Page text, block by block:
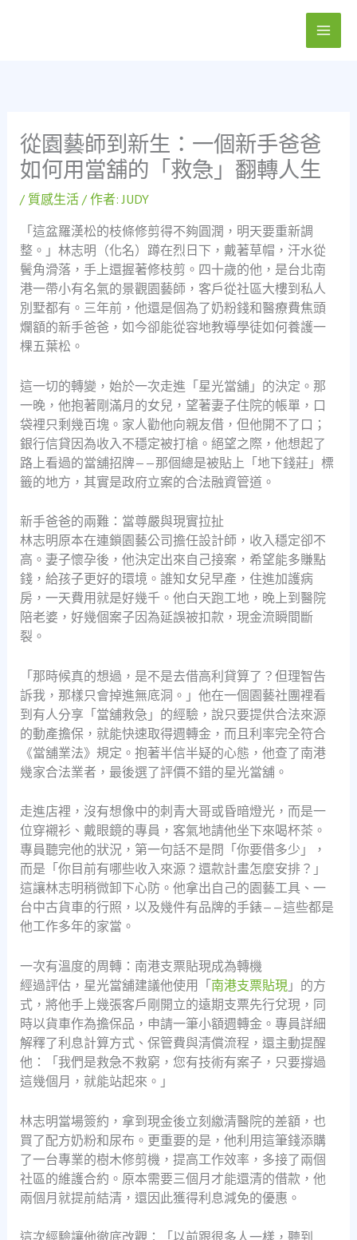
從園藝師到新生：一個新手爸爸
如何用當舖的「救急」翻轉人生
/ 質感生活/ 作者:JUDY
「這盆羅漢松的枝條修剪得不夠圓潤，明天要重新調
整。」林志明（化名）蹲在烈日下，戴著草帽，汗水從
鬢角滑落，手上還握著修枝剪。四十歲的他，是台北南
港一帶小有名氣的景觀園藝師，客戶從社區大樓到私人
別墅都有。三年前，他還是個為了奶粉錢和醫療費焦頭
爛額的新手爸爸，如今卻能從容地教導學徒如何養護一
棵五葉松。
這一切的轉變，始於一次走進「星光當舖」的決定。那
一晚，他抱著剛滿月的女兒，望著妻子住院的帳單，口
袋裡只剩幾百塊。家人勸他向親友借，但他開不了口；
銀行信貸因為收入不穩定被打槍。絕望之際，他想起了
路上看過的當舖招牌——那個總是被貼上「地下錢莊」標
籤的地方，其實是政府立案的合法融資管道。
新手爸爸的兩難：當尊嚴與現實拉扯
林志明原本在連鎖園藝公司擔任設計師，收入穩定卻不
高。妻子懷孕後，他決定出來自己接案，希望能多賺點
錢，給孩子更好的環境。誰知女兒早產，住進加護病
房，一天費用就是好幾千。他白天跑工地，晚上到醫院
陪老婆，好幾個案子因為延誤被扣款，現金流瞬間斷
裂。
「那時候真的想過，是不是去借高利貸算了？但理智告
訴我，那樣只會掉進無底洞。」他在一個園藝社團裡看
到有人分享「當舖救急」的經驗，說只要提供合法來源
的動產擔保，就能快速取得週轉金，而且利率完全符合
《當舖業法》規定。抱著半信半疑的心態，他查了南港
幾家合法業者，最後選了評價不錯的星光當舖。
走進店裡，沒有想像中的刺青大哥或昏暗燈光，而是一
位穿襯衫、戴眼鏡的專員，客氣地請他坐下來喝杯茶。
專員聽完他的狀況，第一句話不是問「你要借多少」，
而是「你目前有哪些收入來源？還款計畫怎麼安排？」
這讓林志明稍微卸下心防。他拿出自己的園藝工具、一
台中古貨車的行照，以及幾件有品牌的手錶——這些都是
他工作多年的家當。
一次有溫度的周轉：南港支票貼現成為轉機
經過評估，星光當舖建議他使用「南港支票貼現 」的方
式，將他手上幾張客戶剛開立的遠期支票先行兌現，同
時以貨車作為擔保品，申請一筆小額週轉金。專員詳細
解釋了利息計算方式、保管費與清償流程，還主動提醒
他：「我們是救急不救窮，您有技術有案子，只要撐過
這幾個月，就能站起來。」
林志明當場簽約，拿到現金後立刻繳清醫院的差額，也
買了配方奶粉和尿布。更重要的是，他利用這筆錢添購
了一台專業的樹木修剪機，提高工作效率，多接了兩個
社區的維護合約。原本需要三個月才能還清的借款，他
兩個月就提前結清，還因此獲得利息減免的優惠。